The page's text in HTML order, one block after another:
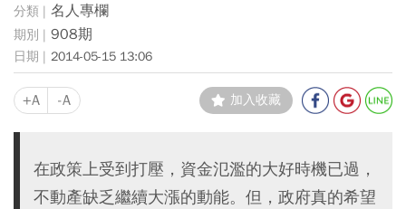
名人專欄
908期
2014-05-15 13:06
+A -A 加入收藏
在政策上受到打壓，資金氾濫的大好時機已過，
不動產缺乏繼續大漲的動能。但，政府真的希望